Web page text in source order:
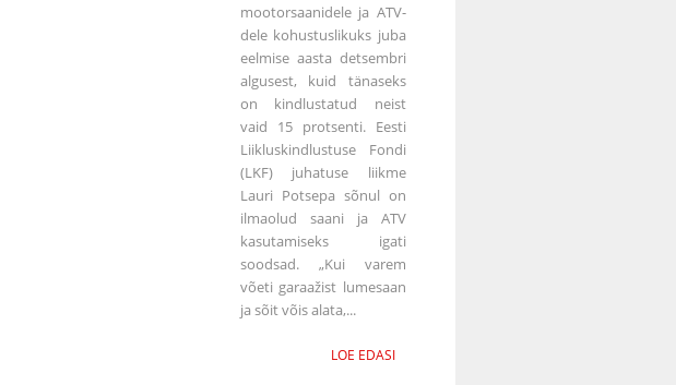
mootorsaanidele ja ATV-
dele kohustuslikuks juba
eelmise aasta detsembri
algusest, kuid tänaseks
on kindlustatud neist
vaid 15 protsenti. Eesti
Liikluskindlustuse Fondi
(LKF) juhatuse liikme
Lauri Potsepa sõnul on
ilmaolud saani ja ATV
kasutamiseks igati
soodsad. „Kui varem
võeti garaažist lumesaan
ja sõit võis alata,...
LOE EDASI